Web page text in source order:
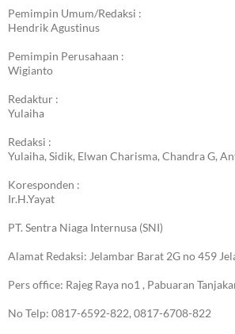
Pemimpin Umum/Redaksi :
Hendrik Agustinus
Pemimpin Perusahaan :
Wigianto
Redaktur :
Yulaiha
Redaksi :
Yulaiha, Sidik, Elwan Charisma, Chandra G,
Koresponden :
Ir.H.Yayat
PT. Sentra Niaga Internusa (SNI)
Alamat Redaksi: Jelambar Barat 2G no 459
Pers office: Rajeg Raya no1 , Pabuaran
No Telp: 0817-6592-822, 0817-6708-822